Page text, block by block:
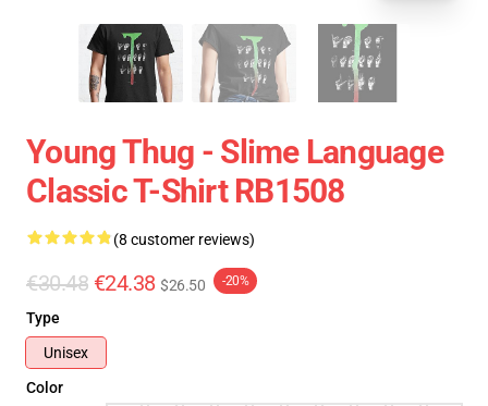
Young Thug - Slime Language
Classic T-Shirt RB1508
(8 customer reviews)
€30.48 €24.38 $26.50 -20%
Type
Unisex
Color